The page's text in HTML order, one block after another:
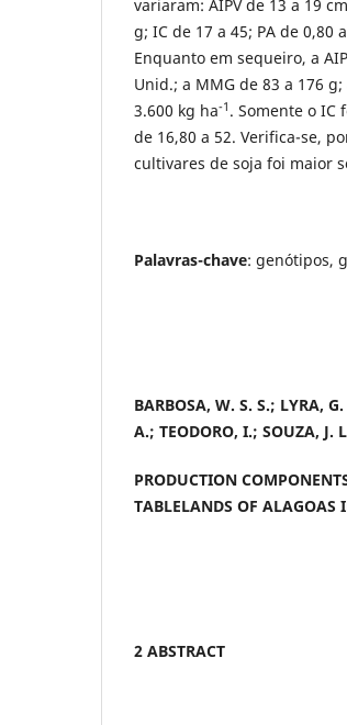
variaram: AIPV de 13 a 19
g; IC de 17 a 45; PA de 0,80
Enquanto em sequeiro, a
Unid.; a MMG de 83 a 176
3.600 kg ha-1 . Somente o IC
de 16,80 a 52. Verifica-se,
cultivares de soja foi maior
Palavras-chave: genótipos,
BARBOSA, W. S. S.; LYRA,
A.; TEODORO, I.; SOUZA, J.
PRODUCTION
TABLELANDS OF ALAGOAS
2 ABSTRACT